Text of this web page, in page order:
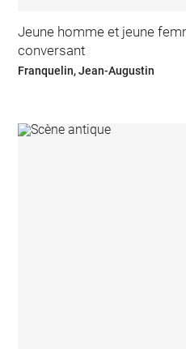
Jeune homme et jeune
conversant
Franquelin, Jean-Augustin